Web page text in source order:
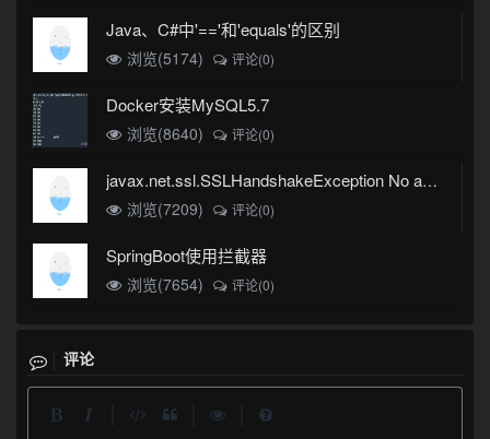
Java、C#中'=='和'equals'的区别
浏览(5174) 评论(0)
Docker安装MySQL5.7
浏览(8640) 评论(0)
javax.net.ssl.SSLHandshakeException No appropriate protocol (protocol is disabled or cipher suites are inappropriate)错误
浏览(7209)
评论(0)
SpringBoot使用拦截器
浏览(7654) 评论(0)
评论